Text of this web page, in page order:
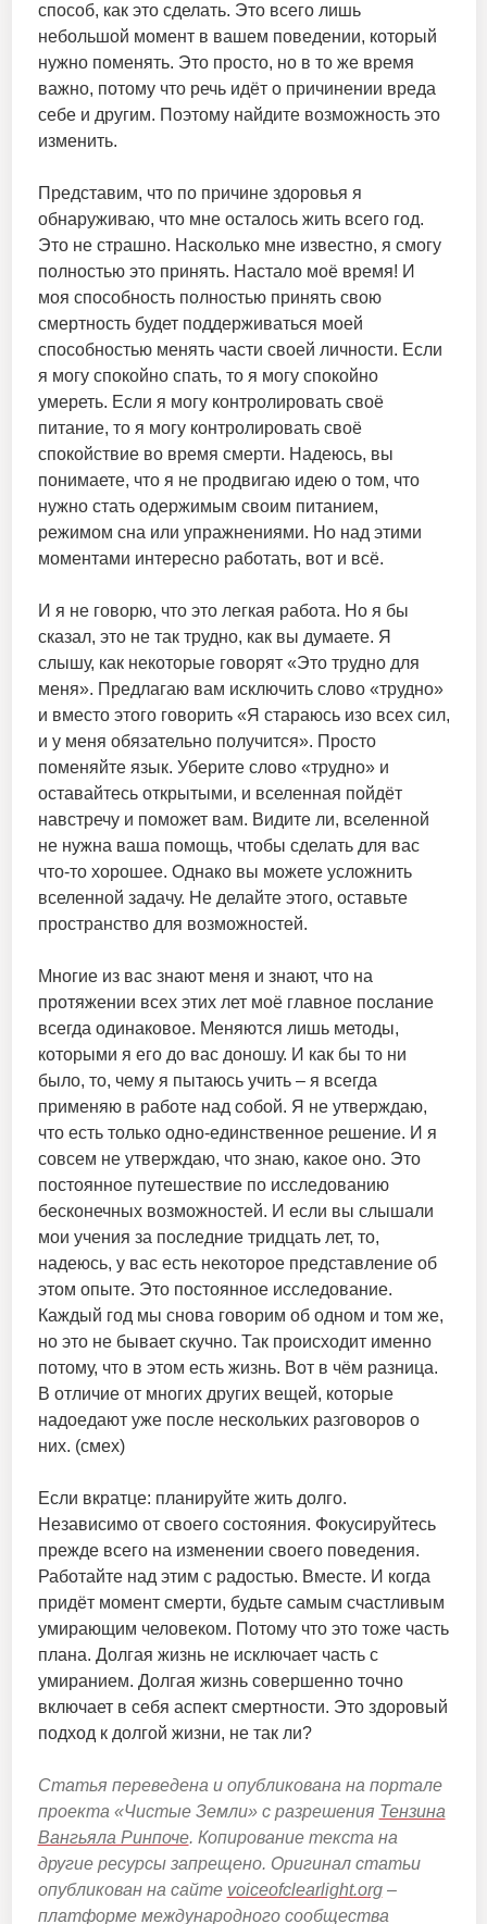
способ, как это сделать. Это всего лишь
небольшой момент в вашем поведении, который
нужно поменять. Это просто, но в то же время
важно, потому что речь идёт о причинении вреда
себе и другим. Поэтому найдите возможность это
изменить.
Представим, что по причине здоровья я
обнаруживаю, что мне осталось жить всего год.
Это не страшно. Насколько мне известно, я смогу
полностью это принять. Настало моё время! И
моя способность полностью принять свою
смертность будет поддерживаться моей
способностью менять части своей личности. Если
я могу спокойно спать, то я могу спокойно
умереть. Если я могу контролировать своё
питание, то я могу контролировать своё
спокойствие во время смерти. Надеюсь, вы
понимаете, что я не продвигаю идею о том, что
нужно стать одержимым своим питанием,
режимом сна или упражнениями. Но над этими
моментами интересно работать, вот и всё.
И я не говорю, что это легкая работа. Но я бы
сказал, это не так трудно, как вы думаете. Я
слышу, как некоторые говорят «Это трудно для
меня». Предлагаю вам исключить слово «трудно»
и вместо этого говорить «Я стараюсь изо всех сил,
и у меня обязательно получится». Просто
поменяйте язык. Уберите слово «трудно» и
оставайтесь открытыми, и вселенная пойдёт
навстречу и поможет вам. Видите ли, вселенной
не нужна ваша помощь, чтобы сделать для вас
что-то хорошее. Однако вы можете усложнить
вселенной задачу. Не делайте этого, оставьте
пространство для возможностей.
Многие из вас знают меня и знают, что на
протяжении всех этих лет моё главное послание
всегда одинаковое. Меняются лишь методы,
которыми я его до вас доношу. И как бы то ни
было, то, чему я пытаюсь учить – я всегда
применяю в работе над собой. Я не утверждаю,
что есть только одно-единственное решение. И я
совсем не утверждаю, что знаю, какое оно. Это
постоянное путешествие по исследованию
бесконечных возможностей. И если вы слышали
мои учения за последние тридцать лет, то,
надеюсь, у вас есть некоторое представление об
этом опыте. Это постоянное исследование.
Каждый год мы снова говорим об одном и том же,
но это не бывает скучно. Так происходит именно
потому, что в этом есть жизнь. Вот в чём разница.
В отличие от многих других вещей, которые
надоедают уже после нескольких разговоров о
них. (смех)
Если вкратце: планируйте жить долго.
Независимо от своего состояния. Фокусируйтесь
прежде всего на изменении своего поведения.
Работайте над этим с радостью. Вместе. И когда
придёт момент смерти, будьте самым счастливым
умирающим человеком. Потому что это тоже часть
плана. Долгая жизнь не исключает часть с
умиранием. Долгая жизнь совершенно точно
включает в себя аспект смертности. Это здоровый
подход к долгой жизни, не так ли?
Статья переведена и опубликована на портале
проекта «Чистые Земли» с разрешения Тензина
Вангьяла Ринпоче. Копирование текста на
другие ресурсы запрещено. Оригинал статьи
опубликован на сайте voiceofclearlight.org‒
платформе международного сообщества